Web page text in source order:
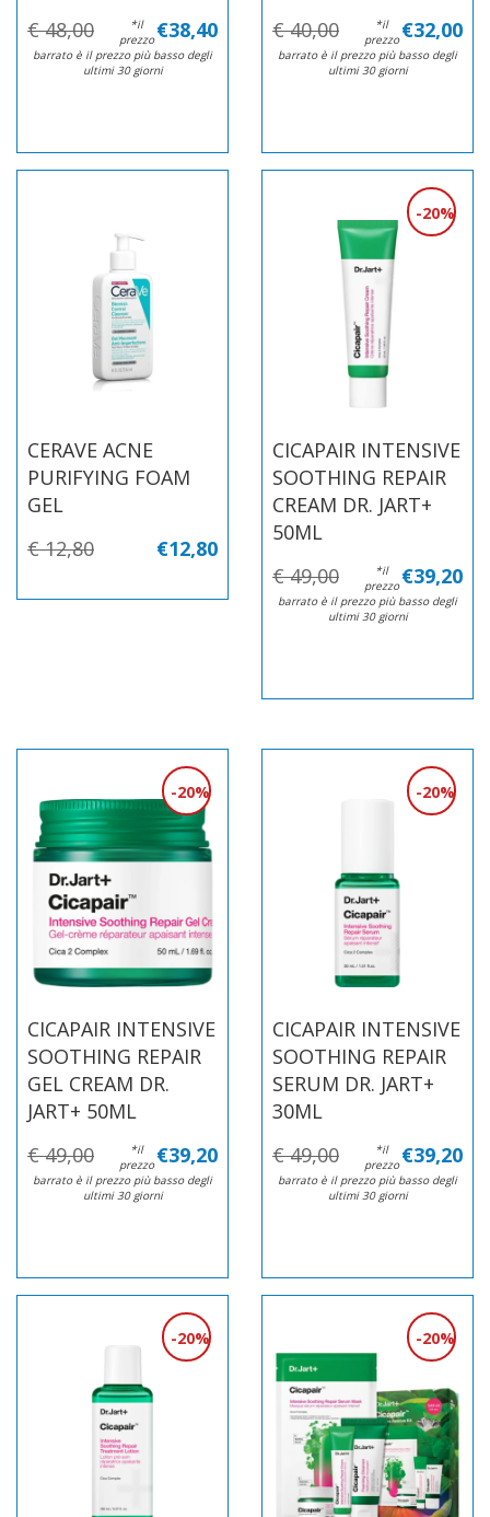
€ 48,00 €38,40
*il
prezzo
barrato è il prezzo più basso degli
ultimi 30 giorni
€ 40,00 €32,00
*il
prezzo
barrato è il prezzo più basso degli
ultimi 30 giorni
CERAVE ACNE
PURIFYING FOAM
GEL
€12,80
€ 12,80
CICAPAIR INTENSIVE
SOOTHING REPAIR
CREAM DR. JART+
50ML
20%
€ 49,00 €39,20
*il
prezzo
barrato è il prezzo più basso degli
ultimi 30 giorni
CICAPAIR INTENSIVE
SOOTHING REPAIR
GEL CREAM DR.
JART+ 50ML
20%
€ 49,00 €39,20
*il
prezzo
barrato è il prezzo più basso degli
ultimi 30 giorni
CICAPAIR INTENSIVE
SOOTHING REPAIR
SERUM DR. JART+
30ML
20%
€ 49,00 €39,20
*il
prezzo
barrato è il prezzo più basso degli
ultimi 30 giorni
20% 20%